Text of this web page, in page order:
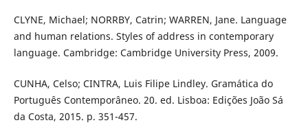
CLYNE, Michael; NORRBY, Catrin; WARREN, Jane. Language
and human relations. Styles of address in contemporary
language. Cambridge: Cambridge University Press, 2009.
CUNHA, Celso; CINTRA, Luis Filipe Lindley. Gramática do
Português Contemporâneo. 20. ed. Lisboa: Edições João Sá
da Costa, 2015. p. 351-457.